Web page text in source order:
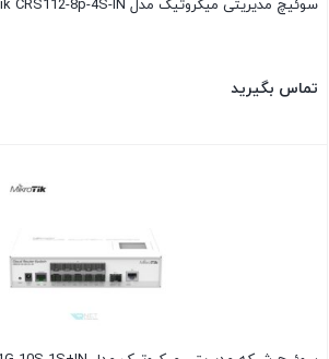
سوئیچ مدیریتی میکروتیک مدل Mikrotik CRS112-8p-4S-IN
تماس بگیرید